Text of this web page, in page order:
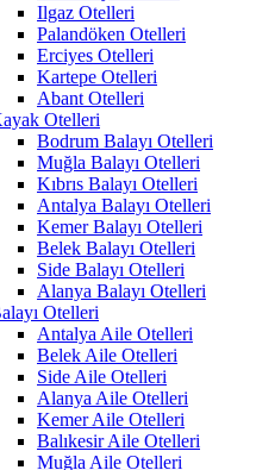
Ilgaz Otelleri
Palandöken Otelleri
Erciyes Otelleri
Kartepe Otelleri
Abant Otelleri
Otelleri
Bodrum Balayı Otelleri
Muğla Balayı Otelleri
Kıbrıs Balayı Otelleri
Antalya Balayı Otelleri
Kemer Balayı Otelleri
Belek Balayı Otelleri
Side Balayı Otelleri
Alanya Balayı Otelleri
Otelleri
Antalya Aile Otelleri
Belek Aile Otelleri
Side Aile Otelleri
Alanya Aile Otelleri
Kemer Aile Otelleri
Balıkesir Aile Otelleri
Muğla Aile Otelleri